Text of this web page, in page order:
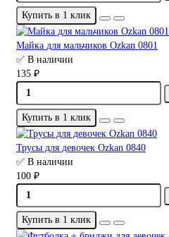
Купить в 1 клик
Майка для мальчиков Ozkan 0801
✅ В наличии
135 ₽
Купить в 1 клик
Трусы для девочек Ozkan 0840
✅ В наличии
100 ₽
Купить в 1 клик